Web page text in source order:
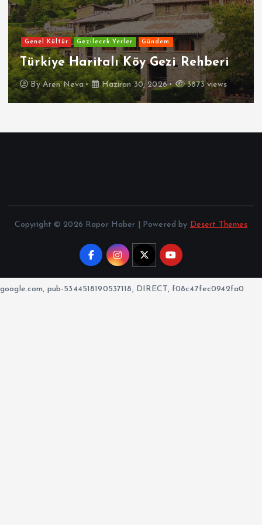
Samsun Şanlıurfa Siirt Sinop Sivas Şırnak
Tekirdağ Tokat Trabzon Tunceli Uşak Yalova
Yozgat Zonguldak
Türkiye’nin En Güzel 100 Köyü
ByAren Neva Haziran 30, 2026 6449 views
Copyright © 2026 Rapor Haber | Powered by Desert Themes
google.com, pub-5344518190537118, DIRECT, f08c47fec0942fa0